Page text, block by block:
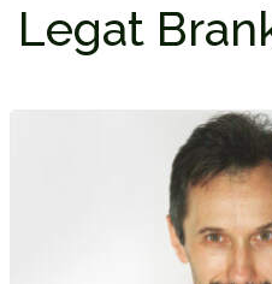
Legat